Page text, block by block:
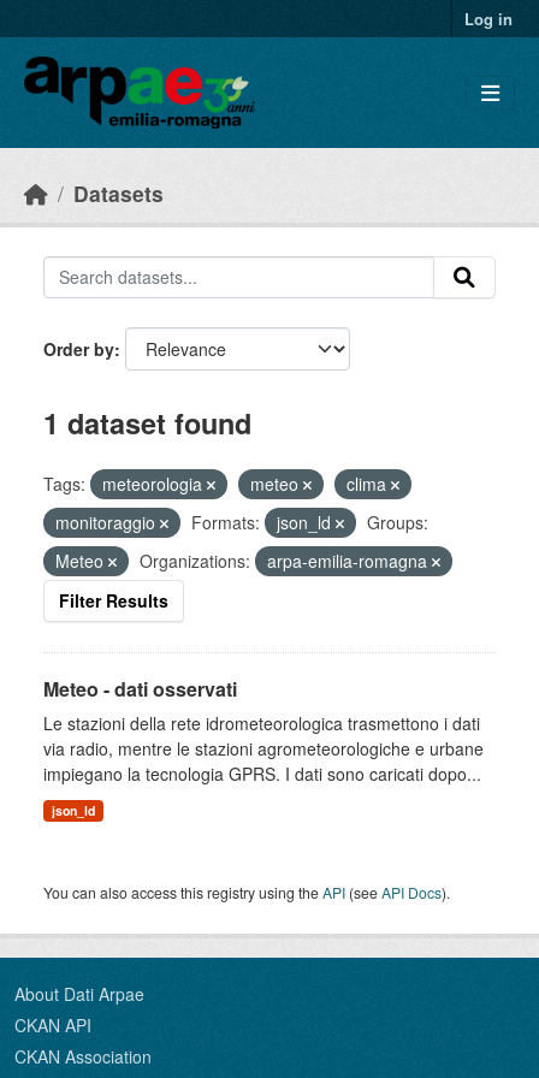
Log in
Datasets
Order by
1 dataset found
Tags: meteorologia meteo
clima
monitoraggio
Formats: json_ld
Groups:
Meteo
Organizations:
arpa-emilia-romagna
Filter Results
Meteo - dati osservati
Le stazioni della rete idrometeorologica trasmettono i dati
via radio, mentre le stazioni agrometeorologiche e urbane
impiegano la tecnologia GPRS. I dati sono caricati dopo...
json_ld
You can also access this registry using theAPI (seeAPI Docs).
About Dati Arpae
CKAN API
CKAN Association